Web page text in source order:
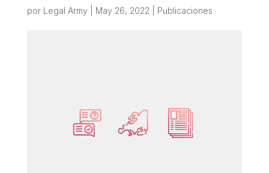
por Legal Army May 26, 2022 Publicaciones